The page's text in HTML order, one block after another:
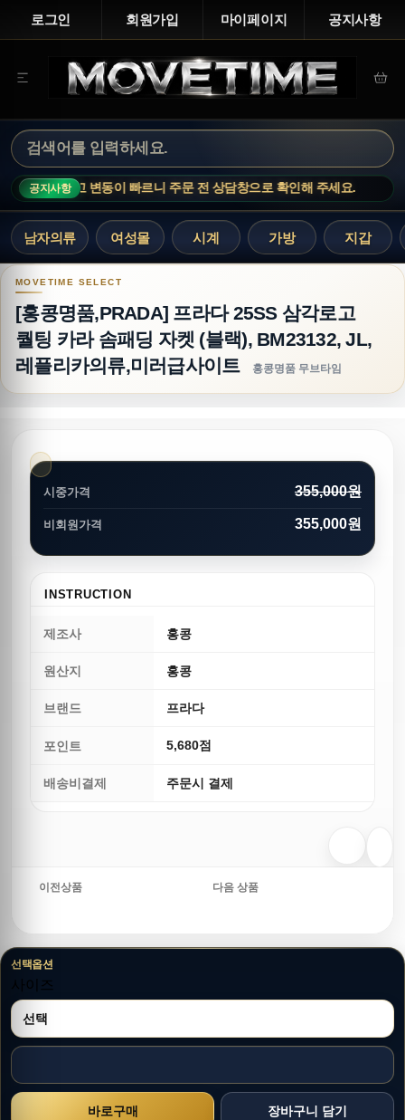
로그인 회원가입 마이페이지 공지사항
공지사항
품은 재고 변동이 빠르니 주문 전 상담창으로 확인해 주세요.
남자의류 여성몰 시계 가방 지갑
[홍콩명품,PRADA] 프라다 25SS 삼각로고 퀄팅
[홍콩명품,PRADA] 프라다 25SS 삼각로고
퀄팅 카라 솜패딩 자켓 (블랙), BM23132, JL,
레플리카의류,미러급사이트
홍콩명품 무브타임
시중가격 355,000원
비회원가격 355,000원
INSTRUCTION
제조사 홍콩
원산지 홍콩
브랜드 프라다
포인트 5,680점
배송비결제 주문시 결제
이전상품 다음 상품
선택옵션
사이즈